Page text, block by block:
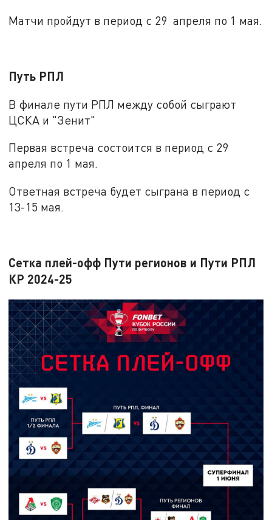
Матчи пройдут в период с 29 апреля по 1 мая.
Путь РПЛ
В финале пути РПЛ между собой сыграют
ЦСКА и "Зенит"
Первая встреча состоится в период с 29
апреля по 1 мая.
Ответная встреча будет сыграна в период с
13-15 мая.
Сетка плей-офф Пути регионов и Пути РПЛ
КР 2024-25